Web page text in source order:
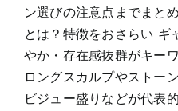
ン選びの注意点までまと
とは？特徴をおさらい ギ
やか・存在感抜群がキー
ロングスカルプやストー
ビジュー盛りなどが代表